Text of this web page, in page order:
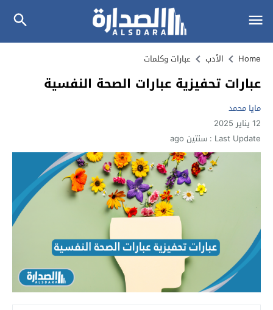
Home الأدب عبارات وكلمات
عبارات تحفيزية عبارات الصحة النفسية
مايا محمد
12 يناير 2025
Last Update : سنتين ago